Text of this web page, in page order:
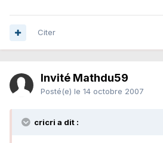
Citer
Invité Mathdu59
Posté(e) le 14 octobre 2007
cricri a dit :